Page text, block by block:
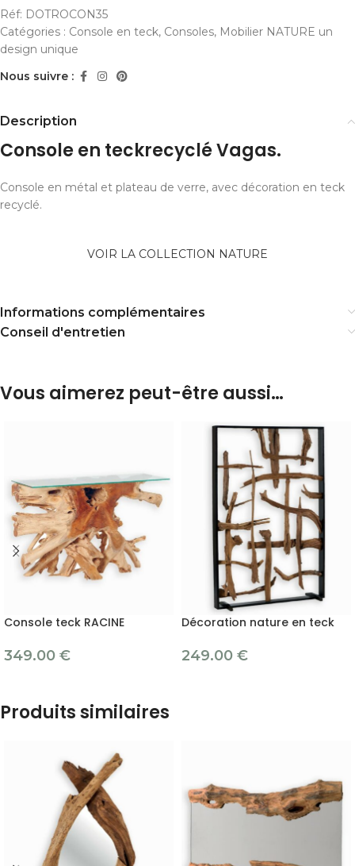
Réf: DOTROCON35
Catégories : Console en teck, Consoles, Mobilier NATURE un
design unique
Nous suivre :
Description
Console en teckrecyclé Vagas.
Console en métal et plateau de verre, avec décoration en teck
recyclé.
VOIR LA COLLECTION NATURE
Informations complémentaires
Conseil d'entretien
Vous aimerez peut-être aussi…
Console teck RACINE
349.00 €
Décoration nature en teck
249.00 €
Produits similaires